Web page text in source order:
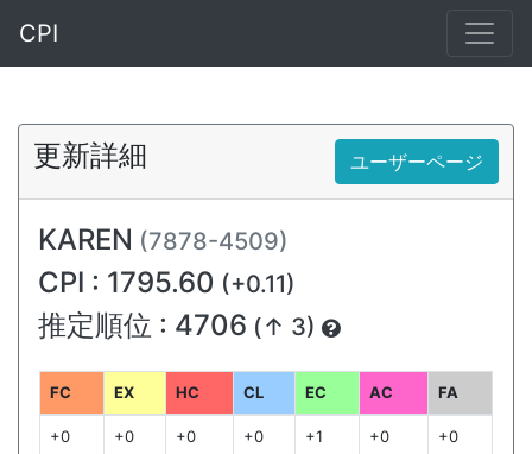
CPI
更新詳細 ユーザーページ
KAREN (7878-4509)
CPI : 1795.60 (+0.11)
推定順位 : 4706 (↑ 3)
FC EX HC CL EC AC FA
+0 +0 +0 +0 +1 +0 +0